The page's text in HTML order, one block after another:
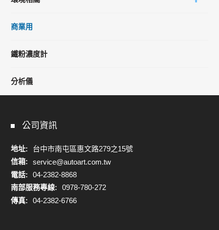
商業用
鐵粉濃度計
分析儀
公司資訊
地址:
台中市南屯區惠文路279之15號
信箱:
service@autoart.com.tw
電話:
04-2382-8868
南部服務專線:
0978-780-272
傳真:
04-2382-6766